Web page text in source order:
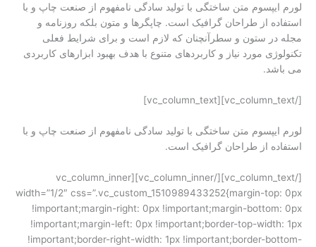
لورم ایپسوم متن ساختگی با تولید سادگی نامفهوم از صنعت چاپ و با
استفاده از طراحان گرافیک است. چاپگرها و متون بلکه روزنامه و
مجله در ستون و سطرآنچنان که لازم است و برای شرایط فعلی
تکنولوژی مورد نیاز و کاربردهای متنوع با هدف بهبود ابزارهای کاربردی
می باشد.
[/vc_column_text][vc_column_text]
لورم ایپسوم متن ساختگی با تولید سادگی نامفهوم از صنعت چاپ و با
استفاده از طراحان گرافیک است.
[/vc_column_text][/vc_column_inner][vc_column_inner
width=”1/2″ css=”.vc_custom_1510989433252{margin-top: 0px
!important;margin-right: 0px !important;margin-bottom: 0px
!important;margin-left: 0px !important;border-top-width: 1px
!important;border-right-width: 1px !important;border-bottom-